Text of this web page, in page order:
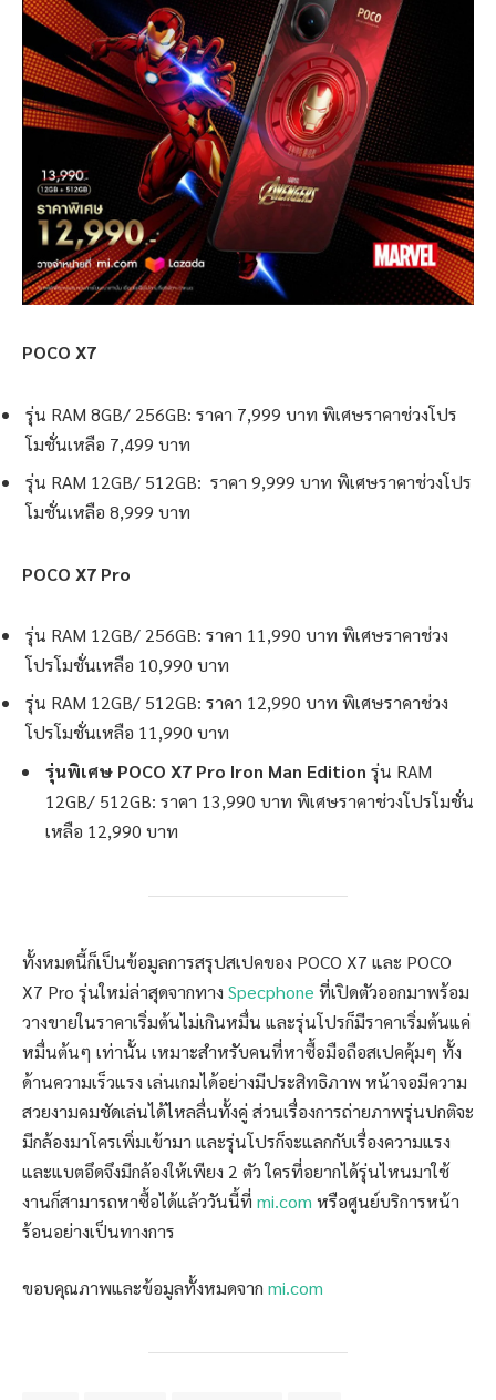
POCO X7
รุ่น RAM 8GB/ 256GB: ราคา 7,999 บาท พิเศษราคาช่วงโปร
โมชั่นเหลือ 7,499 บาท
รุ่น RAM 12GB/ 512GB: ราคา 9,999 บาท พิเศษราคาช่วงโปร
โมชั่นเหลือ 8,999 บาท
POCO X7 Pro
รุ่น RAM 12GB/ 256GB: ราคา 11,990 บาท พิเศษราคาช่วง
โปรโมชั่นเหลือ 10,990 บาท
รุ่น RAM 12GB/ 512GB: ราคา 12,990 บาท พิเศษราคาช่วง
โปรโมชั่นเหลือ 11,990 บาท
รุ่นพิเศษ POCO X7 Pro Iron Man Edition รุ่น RAM
12GB/ 512GB: ราคา 13,990 บาท พิเศษราคาช่วงโปรโมชั่น
เหลือ 12,990 บาท
ทั้งหมดนี้ก็เป็นข้อมูลการสรุปสเปคของ POCO X7 และ POCO
X7 Pro รุ่นใหม่ล่าสุดจากทาง Specphone ที่เปิดตัวออกมาพร้อม
วางขายในราคาเริ่มต้นไม่เกินหมื่น และรุ่นโปรก็มีราคาเริ่มต้นแค่
หมื่นต้นๆ เท่านั้น เหมาะสำหรับคนที่หาซื้อมือถือสเปคคุ้มๆ ทั้ง
ด้านความเร็วแรง เล่นเกมได้อย่างมีประสิทธิภาพ หน้าจอมีความ
สวยงามคมชัดเล่นได้ไหลลื่นทั้งคู่ ส่วนเรื่องการถ่ายภาพรุ่นปกติจะ
มีกล้องมาโครเพิ่มเข้ามา และรุ่นโปรก็จะแลกกับเรื่องความแรง
และแบตอึดจึงมีกล้องให้เพียง 2 ตัว ใครที่อยากได้รุ่นไหนมาใช้
งานก็สามารถหาซื้อได้แล้ววันนี้ที่ mi.com หรือศูนย์บริการหน้า
ร้อนอย่างเป็นทางการ
ขอบคุณภาพและข้อมูลทั้งหมดจาก mi.com